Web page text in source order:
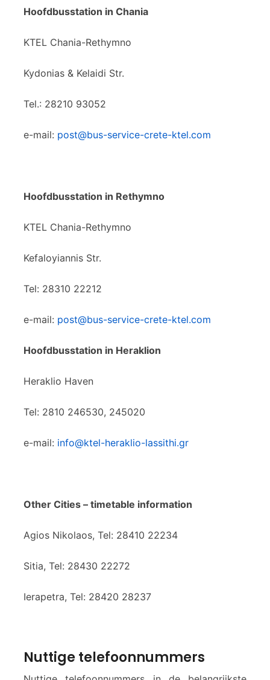
Hoofdbusstation in Chania
KTEL Chania-Rethymno
Kydonias & Kelaidi Str.
Tel.: 28210 93052
e-mail: post@bus-service-crete-ktel.com
Hoofdbusstation in Rethymno
KTEL Chania-Rethymno
Kefaloyiannis Str.
Tel: 28310 22212
e-mail: post@bus-service-crete-ktel.com
Hoofdbusstation in Heraklion
Heraklio Haven
Tel: 2810 246530, 245020
e-mail: info@ktel-heraklio-lassithi.gr
Other Cities – timetable information
Agios Nikolaos, Tel: 28410 22234
Sitia, Tel: 28430 22272
Ierapetra, Tel: 28420 28237
Nuttige telefoonnummers